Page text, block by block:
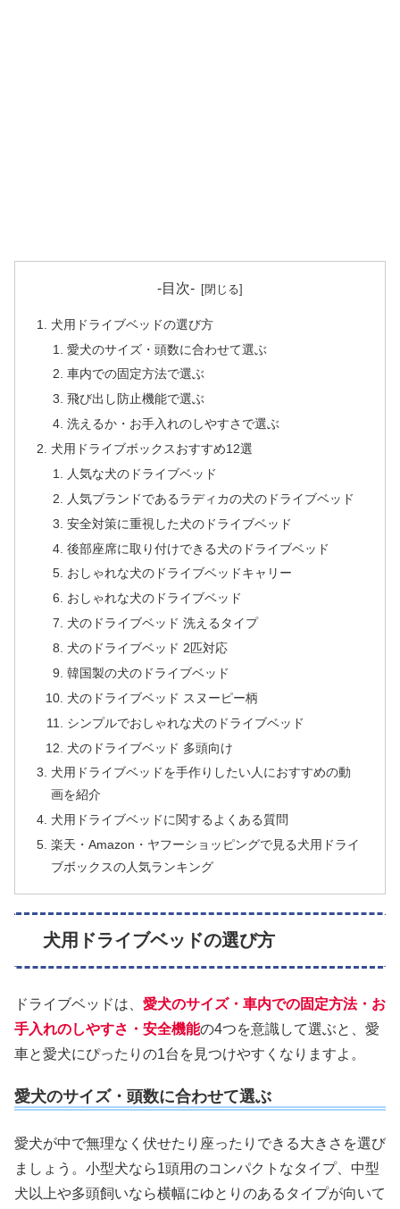
-目次-
犬用ドライブベッドの選び方
愛犬のサイズ・頭数に合わせて選ぶ
車内での固定方法で選ぶ
飛び出し防止機能で選ぶ
洗えるか・お手入れのしやすさで選ぶ
犬用ドライブボックスおすすめ12選
人気な犬のドライブベッド
人気ブランドであるラディカの犬のドライブベッド
安全対策に重視した犬のドライブベッド
後部座席に取り付けできる犬のドライブベッド
おしゃれな犬のドライブベッドキャリー
おしゃれな犬のドライブベッド
犬のドライブベッド 洗えるタイプ
犬のドライブベッド 2匹対応
韓国製の犬のドライブベッド
犬のドライブベッド スヌーピー柄
シンプルでおしゃれな犬のドライブベッド
犬のドライブベッド 多頭向け
犬用ドライブベッドを手作りしたい人におすすめの動
画を紹介
犬用ドライブベッドに関するよくある質問
楽天・Amazon・ヤフーショッピングで見る犬用ドライ
ブボックスの人気ランキング
犬用ドライブベッドの選び方
ドライブベッドは、 愛犬のサイズ・車内での固定方法・お
手入れのしやすさ・安全機能の4つを意識して選ぶと、愛
車と愛犬にぴったりの1台を見つけやすくなりますよ。
愛犬のサイズ・頭数に合わせて選ぶ
愛犬が中で無理なく伏せたり座ったりできる大きさを選び
ましょう。小型犬なら1頭用のコンパクトなタイプ、中型
犬以上や多頭飼いなら横幅にゆとりのあるタイプが向いて